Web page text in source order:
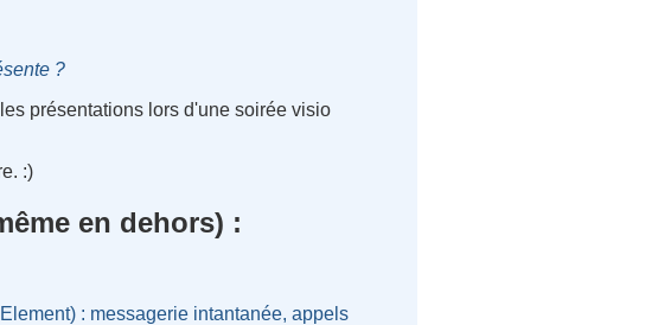
?
présentations lors d'une soirée visio
:)
en dehors) :
: messagerie intantanée, appels